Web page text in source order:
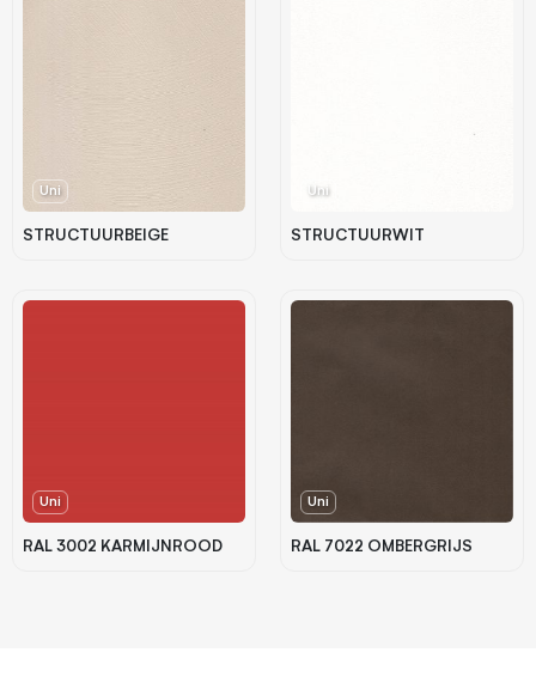
Uni
STRUCTUURBEIGE
Uni
STRUCTUURWIT
Uni
RAL 3002 KARMIJNROOD
Uni
RAL 7022 OMBERGRIJS